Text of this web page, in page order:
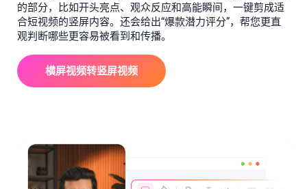
的部分，比如开头亮点、观众反应和高能瞬间，一键剪成适
合短视频的竖屏内容。还会给出“爆款潜力评分”，帮您更直
观判断哪些更容易被看到和传播。
横屏视频转竖屏视频